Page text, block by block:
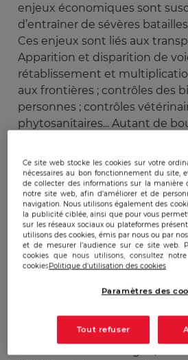
enjeux économiques sont
d’entraîner de sévères
Ces enjeux sont liés aux
Apparition et disparition de
rétablissement et
aux frontières ; contrôles des
personnes ; contrôles
phytosanitaires... Autant de
Le changement de
contraintes douanières
Qui assumera les nouvelles
douanières liées aux échanges
Bretagne post Brexit ? Qui est,
dispositions nécessaires ?
du Bénélux profiteront des
Ce site web stocke les cookies sur votre
nécessaires au bon fonctionnement du site,
de collecter des informations sur la manière
notre site web, afin d’améliorer et de
navigation. Nous utilisons également des
la publicité ciblée, ainsi que pour vous
sur les réseaux sociaux ou plateformes
utilisons des cookies, émis par nous ou par
et de mesurer l’audience sur ce site web.
cookies que nous utilisons, consultez
cookiesPolitique d'utilisation des cookies
Paramètres des
Tout refuser